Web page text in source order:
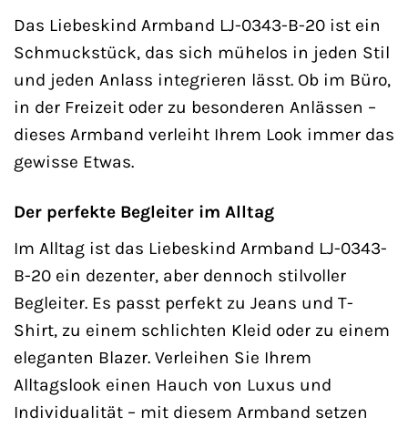
Das Liebeskind Armband LJ-0343-B-20 ist ein
Schmuckstück, das sich mühelos in jeden Stil
und jeden Anlass integrieren lässt. Ob im Büro,
in der Freizeit oder zu besonderen Anlässen –
dieses Armband verleiht Ihrem Look immer das
gewisse Etwas.
Der perfekte Begleiter im Alltag
Im Alltag ist das Liebeskind Armband LJ-0343-
B-20 ein dezenter, aber dennoch stilvoller
Begleiter. Es passt perfekt zu Jeans und T-
Shirt, zu einem schlichten Kleid oder zu einem
eleganten Blazer. Verleihen Sie Ihrem
Alltagslook einen Hauch von Luxus und
Individualität – mit diesem Armband setzen